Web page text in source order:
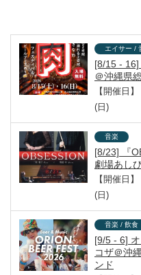
エイサー /
[8/15 -
＠沖縄県
【開催日】
(日)
音楽
[8/23] 『
劇場あし
【開催日】
(日)
音楽 / 飲食
[9/5 - 6]
コザ＠沖
ンド